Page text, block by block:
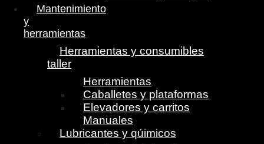
Mantenimiento
y
herramientas
Herramientas y consumibles
taller
Herramientas
Caballetes y plataformas
Elevadores y carritos
Manuales
Lubricantes y qúimicos